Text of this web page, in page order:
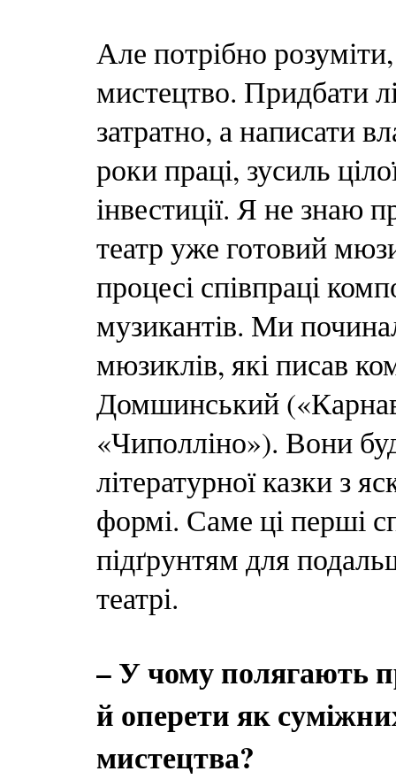
Але потрібно
мистецтво. Придбати
затратно, а написати
роки праці, зусиль
інвестиції. Я не знаю
театр уже готовий
процесі співпраці
музикантів. Ми
мюзиклів, які писав
Домшинський
«Чиполліно»). Вони
літературної казки з
формі. Саме ці перші
підґрунтям для
театрі.
– У чому полягають
й оперети як
мистецтва?